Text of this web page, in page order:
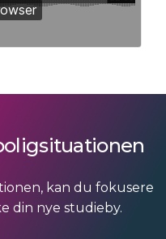
kan du fokusere
din nye studieby.